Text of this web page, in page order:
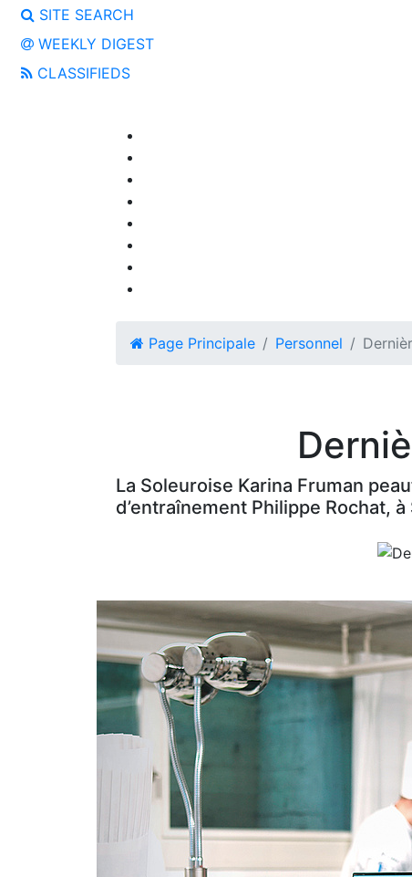
SITE SEARCH
WEEKLY DIGEST
CLASSIFIEDS
Page Principale Personnel
La Soleuroise Karina Fruman
d’entraînement Philippe Rochat, à